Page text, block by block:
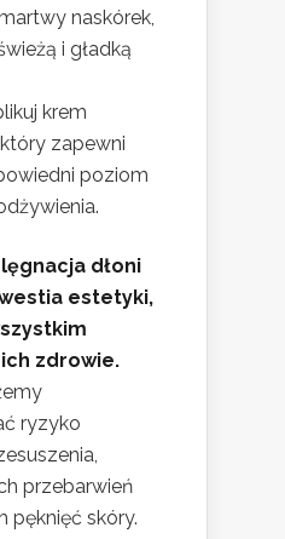
naskórek,
i gładką
krem
zapewni
poziom
dłoni
estetyki,
zdrowie.
ryzyko
przebarwień
pęknięć skóry.